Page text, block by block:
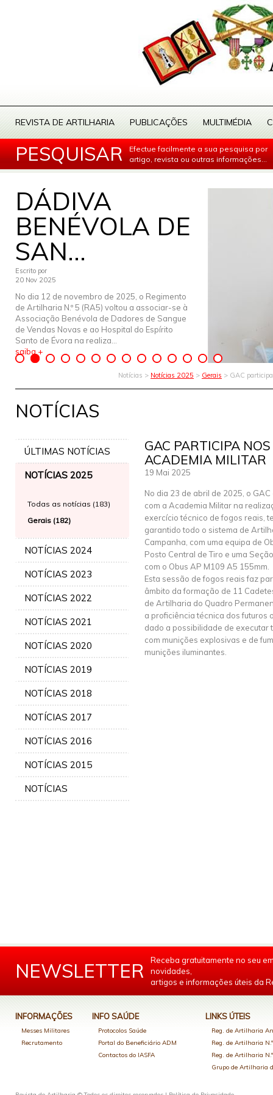
REVISTA DE ARTILHARIA PUBLICAÇÕES MULTIMÉDIA
PESQUISAR
Efectue facilmente a sua pesquisa por
artigo, revista ou outras informações...
DÁDIVA
BENÉVOLA DE
SAN...
Escrito por
20 Nov 2025
No dia 12 de novembro de 2025, o Regimento
de Artilharia N.º 5 (RA5) voltou a associar-se à
Associação Benévola de Dadores de Sangue
de Vendas Novas e ao Hospital do Espírito
Santo de Évora na realiza...
saiba +
Notícias > Notícias 2025 > Gerais > GAC
NOTÍCIAS
ÚLTIMAS NOTÍCIAS
NOTÍCIAS 2025
Todas as notícias (183)
Gerais (182)
NOTÍCIAS 2024
NOTÍCIAS 2023
NOTÍCIAS 2022
NOTÍCIAS 2021
NOTÍCIAS 2020
NOTÍCIAS 2019
NOTÍCIAS 2018
NOTÍCIAS 2017
NOTÍCIAS 2016
NOTÍCIAS 2015
NOTÍCIAS
GAC PARTICIPA
ACADEMIA MILITAR
19 Mai 2025
No dia 23 de abril de 2025, o
com a Academia Militar na
exercício técnico de fogos reais,
garantido todo o sistema de
Campanha, com uma equipa de
Posto Central de Tiro e uma
com o Obus AP M109 A5 155mm.
Esta sessão de fogos reais faz
âmbito da formação de 11
de Artilharia do Quadro
a proficiência técnica dos futuros
dado a possibilidade de
com munições explosivas e de
munições iluminantes.
NEWSLETTER
Receba gratuitamente no seu
novidades,
artigos e informações úteis da
INFORMAÇÕES
Messes Militares
Recrutamento
INFO SAÚDE
Protocolos Saúde
Portal do Beneficiário ADM
Contactos do IASFA
LINKS ÚTEIS
Reg. de Artilharia
Reg. de Artilharia
Reg. de Artilharia
Grupo de Artilharia